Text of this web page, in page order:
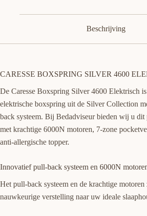
Beschrijving
CARESSE BOXSPRING SILVER 4600
De Caresse Boxspring Silver 4600 Elektrisch
elektrische boxspring uit de Silver Collection
back systeem. Bij Bedadviseur bieden wij u dit
met krachtige 6000N motoren, 7-zone
anti-allergische topper.
Innovatief pull-back systeem en 6000N
Het pull-back systeem en de krachtige motoren
nauwkeurige verstelling naar uw ideale